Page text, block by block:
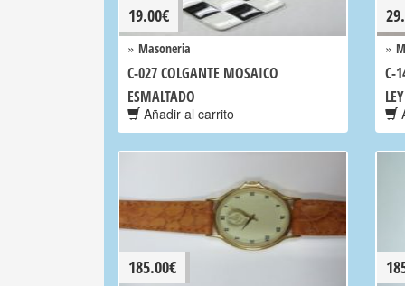
19.00€
» Masoneria
C-027 COLGANTE MOSAICO
ESMALTADO
Añadir al carrito
»
C-
LEY
185.00€